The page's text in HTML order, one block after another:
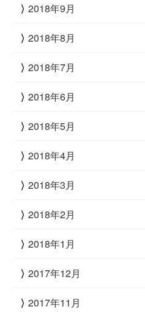
2018年9月
2018年8月
2018年7月
2018年6月
2018年5月
2018年4月
2018年3月
2018年2月
2018年1月
2017年12月
2017年11月